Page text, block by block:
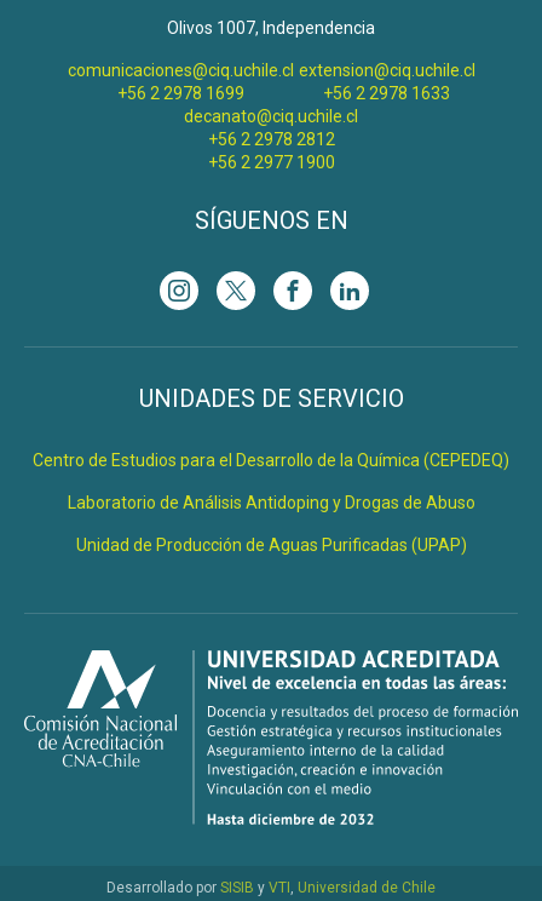
Olivos 1007, Independencia
comunicaciones@ciq.uchile.cl
+56 2 2978 1699
extension@ciq.uchile.cl
+56 2 2978 1633
decanato@ciq.uchile.cl
+56 2 2978 2812
+56 2 2977 1900
SÍGUENOS EN
UNIDADES DE SERVICIO
Centro de Estudios para el Desarrollo de la Química (CEPEDEQ)
Laboratorio de Análisis Antidoping y Drogas de Abuso
Unidad de Producción de Aguas Purificadas (UPAP)
Desarrollado por SISIB y VTI , Universidad de Chile